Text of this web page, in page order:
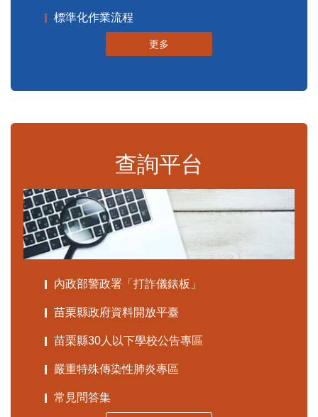
標準化作業流程
更多
查詢平台
內政部警政署「打詐儀錶板」
苗栗縣政府資料開放平臺
苗栗縣30人以下學校公告專區
嚴重特殊傳染性肺炎專區
常見問答集